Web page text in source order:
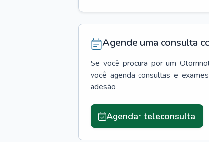
Agende uma consulta
Se você procura por um
você agenda consultas e
adesão.
Agendar teleconsulta